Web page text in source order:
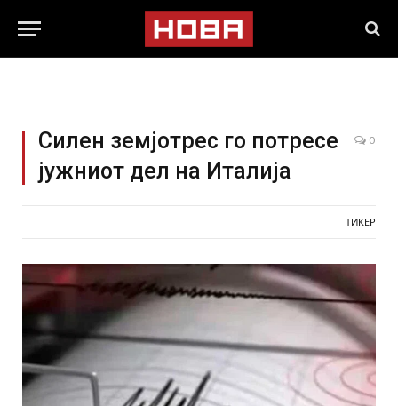
Силен земјотрес го потресе
јужниот дел на Италија
0
ТИКЕР